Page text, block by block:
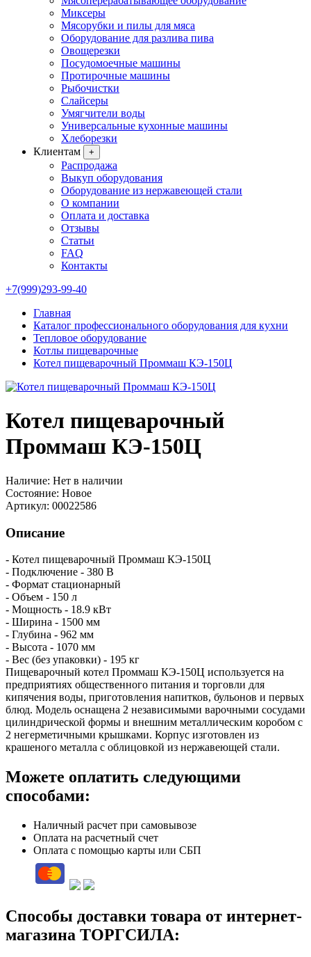
Миксеры
Мясорубки и пилы для мяса
Оборудование для разлива пива
Овощерезки
Посудомоечные машины
Протирочные машины
Рыбочистки
Слайсеры
Умягчители воды
Универсальные кухонные машины
Хлеборезки
Клиентам
+
Распродажа
Выкуп оборудования
Оборудование из нержавеющей стали
О компании
Оплата и доставка
Отзывы
Статьи
FAQ
Контакты
+7(999)293-99-40
Главная
Каталог профессионального оборудования для кухни
Тепловое оборудование
Котлы пищеварочные
Котел пищеварочный Проммаш КЭ-150Ц
Котел пищеварочный
Проммаш КЭ-150Ц
Наличие: Нет в наличии
Состояние: Новое
Артикул: 00022586
Описание
- Котел пищеварочный Проммаш КЭ-150Ц
- Подключение - 380 В
- Формат стационарный
- Объем - 150 л
- Мощность - 18.9 кВт
- Ширина - 1500 мм
- Глубина - 962 мм
- Высота - 1070 мм
- Вес (без упаковки) - 195 кг
Пищеварочный котел Проммаш КЭ-150Ц используется на
предприятиях общественного питания и торговли для
кипячения воды, приготовления напитков, бульонов и первых
блюд. Модель оснащена 2 независимыми варочными сосудами
цилиндрической формы и внешним металлическим коробом с
2 негерметичными крышками. Корпус изготовлен из
крашеного металла с облицовкой из нержавеющей стали.
Можете оплатить следующими
способами:
Наличный расчет при самовывозе
Оплата на расчетный счет
Оплата с помощью карты или СБП
Способы доставки товара от интернет-
магазина ТОРГСИЛА: